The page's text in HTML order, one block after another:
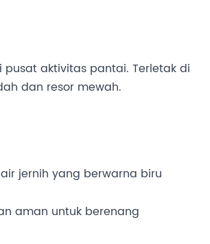
aktivitas pantai. Terletak di
dan resor mewah.
jernih yang berwarna biru
aman untuk berenang